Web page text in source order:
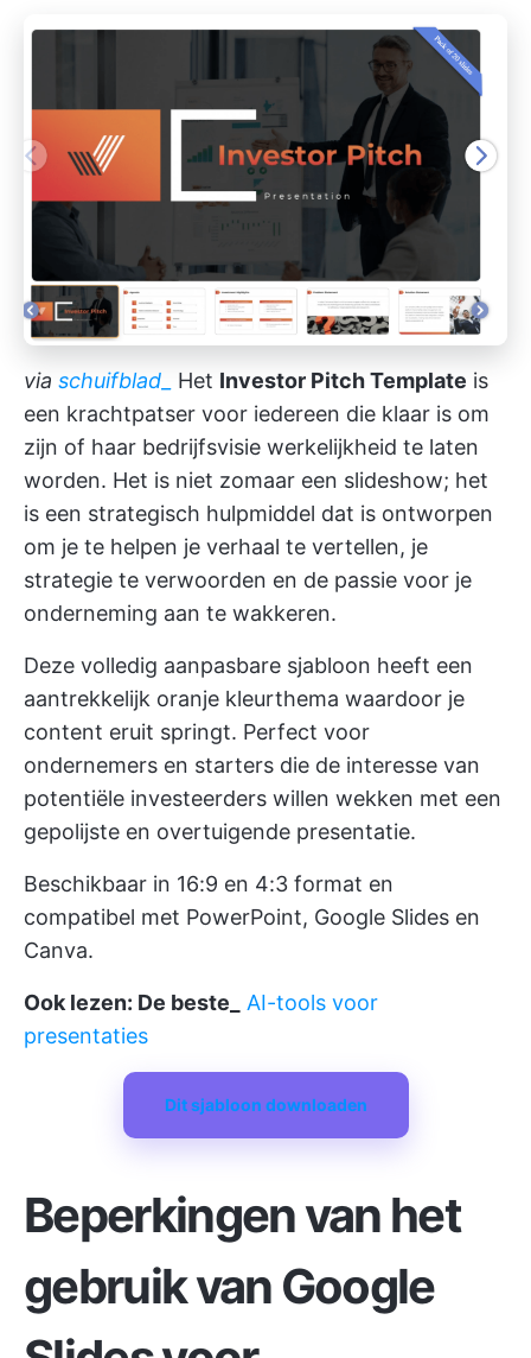
via schuifblad_ Het Investor Pitch Template is
een krachtpatser voor iedereen die klaar is om
zijn of haar bedrijfsvisie werkelijkheid te laten
worden. Het is niet zomaar een slideshow; het
is een strategisch hulpmiddel dat is ontworpen
om je te helpen je verhaal te vertellen, je
strategie te verwoorden en de passie voor je
onderneming aan te wakkeren.
Deze volledig aanpasbare sjabloon heeft een
aantrekkelijk oranje kleurthema waardoor je
content eruit springt. Perfect voor
ondernemers en starters die de interesse van
potentiële investeerders willen wekken met een
gepolijste en overtuigende presentatie.
Beschikbaar in 16:9 en 4:3 format en
compatibel met PowerPoint, Google Slides en
Canva.
Ook lezen: De beste_
AI-tools voor
presentaties
Dit sjabloon downloaden
Beperkingen van het
gebruik van Google